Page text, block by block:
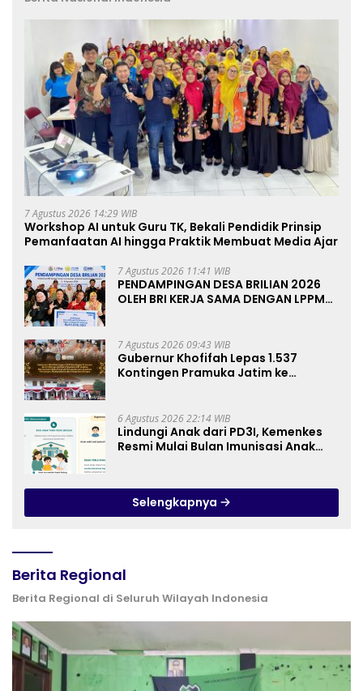
7 Agustus 2026 14:29 WIB
Workshop AI untuk Guru TK, Bekali Pendidik Prinsip
Pemanfaatan AI hingga Praktik Membuat Media Ajar
7 Agustus 2026 11:41 WIB
PENDAMPINGAN DESA BRILIAN 2026
OLEH BRI KERJA SAMA DENGAN LPPM
7 Agustus 2026 09:43 WIB
Gubernur Khofifah Lepas 1.537
Kontingen Pramuka Jatim ke
Persatuan dan Semangat
Nasionalisme
6 Agustus 2026 22:14 WIB
Lindungi Anak dari PD3I, Kemenkes
Resmi Mulai Bulan Imunisasi Anak
Selengkapnya
Berita Regional
Berita Regional di Seluruh Wilayah Indonesia